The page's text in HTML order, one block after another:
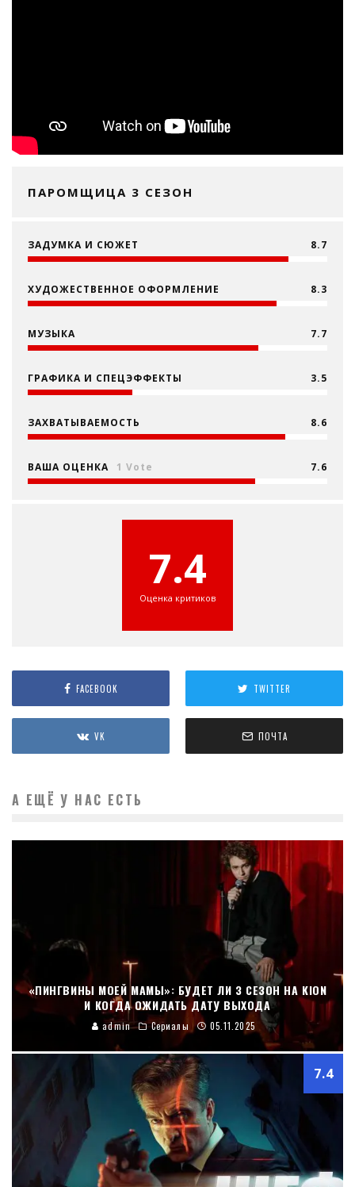
ПАРОМЩИЦА 3 СЕЗОН
ЗАДУМКА И СЮЖЕТ 8.7
ХУДОЖЕСТВЕННОЕ ОФОРМЛЕНИЕ 8.3
МУЗЫКА 7.7
ГРАФИКА И СПЕЦЭФФЕКТЫ 3.5
ЗАХВАТЫВАЕМОСТЬ 8.6
ВАША ОЦЕНКА 1 Vote 7.6
7.4
Оценка критиков
FACEBOOK TWITTER
VK ПОЧТА
А ЕЩЁ У НАС ЕСТЬ
«ПИНГВИНЫ МОЕЙ МАМЫ»: БУДЕТ ЛИ 3 СЕЗОН НА KION
И КОГДА ОЖИДАТЬ ДАТУ ВЫХОДА
admin Сериалы 05.11.2025
7.4